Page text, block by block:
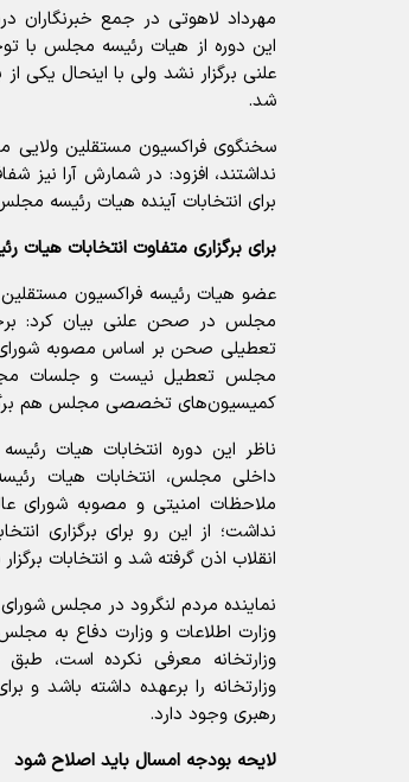
مهرداد لاهوتی در جمع خبرنگاران
این دوره از هیات رئیسه مجلس
علنی برگزار نشد ولی با اینحال یکی
شد.
نداشتند، افزود: در شمارش آرا
برای انتخابات آینده هیات رئیسه
برای برگزاری متفاوت انتخابات هیات
عضو هیات رئیسه فراکسیون
مجلس در صحن علنی بیان کرد:
تعطیلی صحن بر اساس مصوبه شورای
مجلس تعطیل نیست و جلسات
کمیسیون‌های تخصصی مجلس هم
ناظر این دوره انتخابات هیات
داخلی مجلس، انتخابات هیات
ملاحظات امنیتی و مصوبه شورای
نداشت؛ از این رو برای برگزاری
انقلاب اذن گرفته شد و انتخابات
نماینده مردم لنگرود در مجلس
وزارت اطلاعات و وزارت دفاع به
وزارتخانه معرفی نکرده است،
وزارتخانه را برعهده داشته باشد و
رهبری وجود دارد.
لایحه بودجه امسال باید اصلاح شود